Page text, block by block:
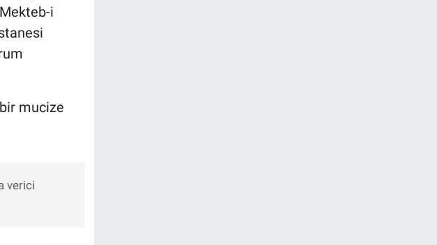
i
mucize
verici